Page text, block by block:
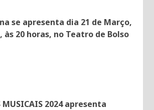
se apresenta dia 21 de Março,
20 horas, no Teatro de Bolso
MUSICAIS 2024 apresenta